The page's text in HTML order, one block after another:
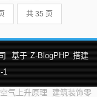
共 35 页
基于 Z-BlogPHP 搭建
1
气上升原理 建筑装饰零